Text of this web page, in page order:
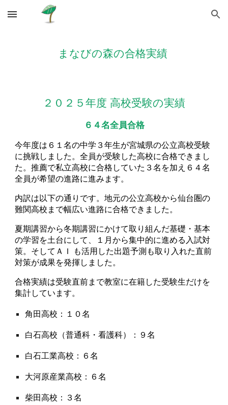
Skip to main content Skip to navigation
まなびの森の合格実績
２０２ ５年度 高校受験の実績
６４名全員合格
今年度は６１名の中学３年生が宮城県の公立高校受験
に挑戦しました。全員が受験した高校に合格できまし
た。推薦で私立高校に合格していた３名を加え６４名
全員が希望の進路に進みます。
内訳は以下の通りです。地元の公立高校から仙台圏の
難関高校まで幅広い進路に合格できました。
夏期講習から冬期講習にかけて取り組んだ基礎・基本
の学習を土台にして、１月から集中的に進める入試対
策。そしてＡＩ も活用した出題予測も取り入れた直前
対策が成果を発揮しました。
合格実績は受験直前まで教室に在籍した受験生だけを
集計しています。
角田高校： １０名
白石高校（普通科・看護科）： ９名
白石工業高校： ６名
大河原産業高校： ６名
柴田高校： ３名